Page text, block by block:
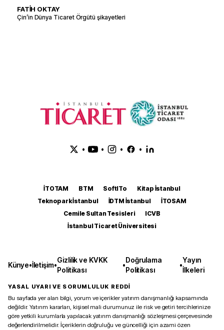
FATİH OKTAY
Çin’in Dünya Ticaret Örgütü şikayetleri
• • • •
İTOTAM BTM SoftITo
Kitap İstanbul
Teknopark İstanbul
İDTM İstanbul
İTOSAM
Cemile Sultan Tesisleri
ICVB
İstanbul Ticaret Üniversitesi
Künye•İletişim•
Gizlilik ve KVKK
Politikası
•
Doğrulama
Politikası
•
Yayın
İlkeleri
YASAL UYARI VE SORUMLULUK REDDİ
Bu sayfada yer alan bilgi, yorum ve içerikler yatırım danışmanlığı kapsamında
değildir. Yatırım kararları, kişisel mali durumunuz ile risk ve getiri tercihlerinize
göre yetkili kurumlarla yapılacak yatırım danışmanlığı sözleşmesi çerçevesinde
değerlendirilmelidir. İçeriklerin doğruluğu ve güncelliği için azami özen